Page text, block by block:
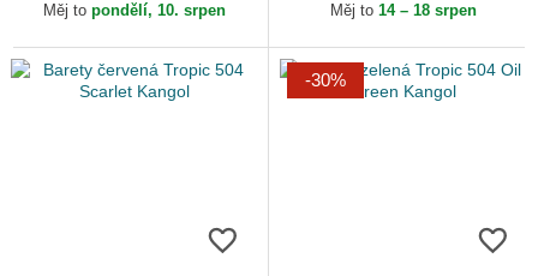
Měj to pondělí, 10. srpen Měj to 14 – 18 srpen
-30%